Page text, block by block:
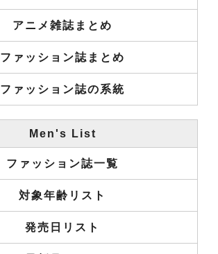
アニメ雑誌まとめ
ファッション誌まとめ
ファッション誌の系統
Men's List
ファッション誌一覧
対象年齢リスト
発売日リスト